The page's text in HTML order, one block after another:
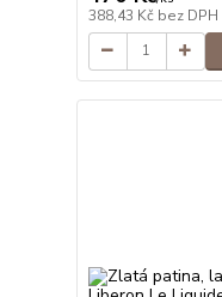
388,43 Kč bez DPH